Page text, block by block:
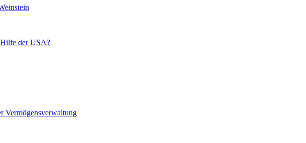
der USA?
Vermögensverwaltung